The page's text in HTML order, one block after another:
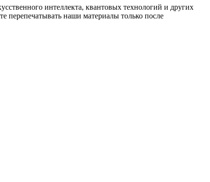
интеллекта, квантовых технологий и других
наши материалы только после